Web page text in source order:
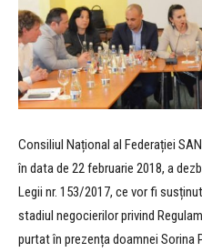
Consiliul Național al Federației
în data de 22 februarie 2018, a
Legii nr. 153/2017, ce vor fi
stadiul negocierilor privind
purtat în prezența doamnei Sorina